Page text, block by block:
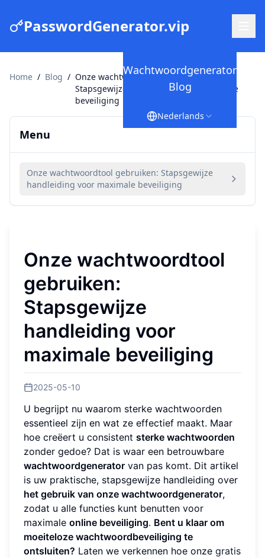
PasswordGenerator.vip
Wachtwoordgenerator
Blog
Nederlands
Home / Blog / Onze wachtwoordtool gebruiken:
Stapsgewijze handleiding voor maximale
beveiliging
Menu
Onze wachtwoordtool gebruiken: Stapsgewijze
handleiding voor maximale beveiliging
Onze wachtwoordtool
gebruiken:
Stapsgewijze
handleiding voor
maximale beveiliging
2025-05-10
U begrijpt nu waarom sterke wachtwoorden
essentieel zijn en wat ze effectief maakt. Maar
hoe creëert u consistent sterke wachtwoorden
zonder gedoe? Dat is waar een betrouwbare
wachtwoordgenerator van pas komt. Dit artikel
is uw praktische, stapsgewijze handleiding over
het gebruik van onze wachtwoordgenerator,
zodat u alle functies kunt benutten voor
maximale online beveiliging. Bent u klaar om
moeiteloze wachtwoordbeveiliging te
ontsluiten? Laten we verkennen hoe onze gratis